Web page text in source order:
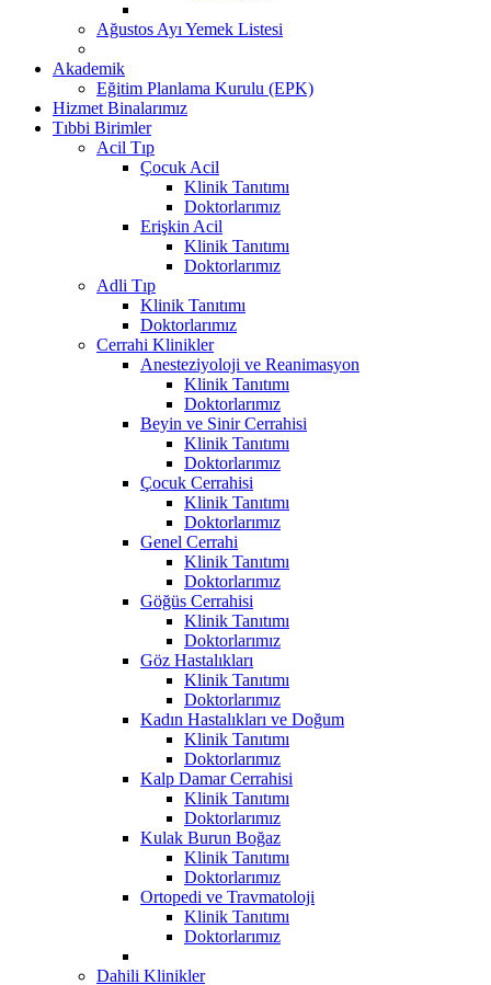
Ağustos Ayı Yemek Listesi
Akademik
Eğitim Planlama Kurulu (EPK)
Hizmet Binalarımız
Tıbbi Birimler
Acil Tıp
Çocuk Acil
Klinik Tanıtımı
Doktorlarımız
Erişkin Acil
Klinik Tanıtımı
Doktorlarımız
Adli Tıp
Klinik Tanıtımı
Doktorlarımız
Cerrahi Klinikler
Anesteziyoloji ve Reanimasyon
Klinik Tanıtımı
Doktorlarımız
Beyin ve Sinir Cerrahisi
Klinik Tanıtımı
Doktorlarımız
Çocuk Cerrahisi
Klinik Tanıtımı
Doktorlarımız
Genel Cerrahi
Klinik Tanıtımı
Doktorlarımız
Göğüs Cerrahisi
Klinik Tanıtımı
Doktorlarımız
Göz Hastalıkları
Klinik Tanıtımı
Doktorlarımız
Kadın Hastalıkları ve Doğum
Klinik Tanıtımı
Doktorlarımız
Kalp Damar Cerrahisi
Klinik Tanıtımı
Doktorlarımız
Kulak Burun Boğaz
Klinik Tanıtımı
Doktorlarımız
Ortopedi ve Travmatoloji
Klinik Tanıtımı
Doktorlarımız
Dahili Klinikler